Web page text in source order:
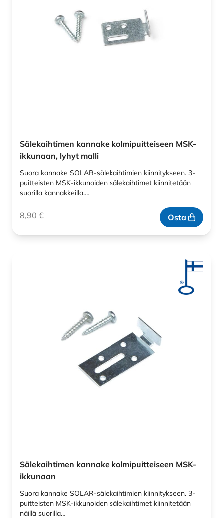
Sälekaihtimen kannake kolmipuitteiseen MSK-
ikkunaan, lyhyt malli
Suora kannake SOLAR-sälekaihtimien kiinnitykseen. 3-
puitteisten MSK-ikkunoiden sälekaihtimet kiinnitetään
suorilla kannakkeilla.…
8,90 € Osta
Sälekaihtimen kannake kolmipuitteiseen MSK-
ikkunaan
Suora kannake SOLAR-sälekaihtimien kiinnitykseen. 3-
puitteisten MSK-ikkunoiden sälekaihtimet kiinnitetään
näillä suorilla…